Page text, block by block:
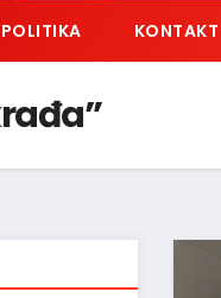
POLITIKA KONTAKT